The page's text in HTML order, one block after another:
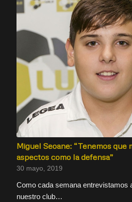
Miguel Seoane: “Tenemos que
aspectos como la defensa”
30 mayo, 2019
Como cada semana entrevistamos
nuestro club…